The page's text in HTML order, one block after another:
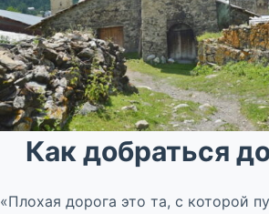
Как добраться
«Плохая дорога это та, с которой